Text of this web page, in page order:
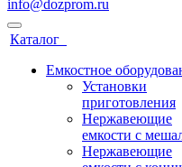
info@dozprom.ru
Каталог
Емкостное
Установки
приготовления
Нержавеющие
емкости с
Нержавеющие